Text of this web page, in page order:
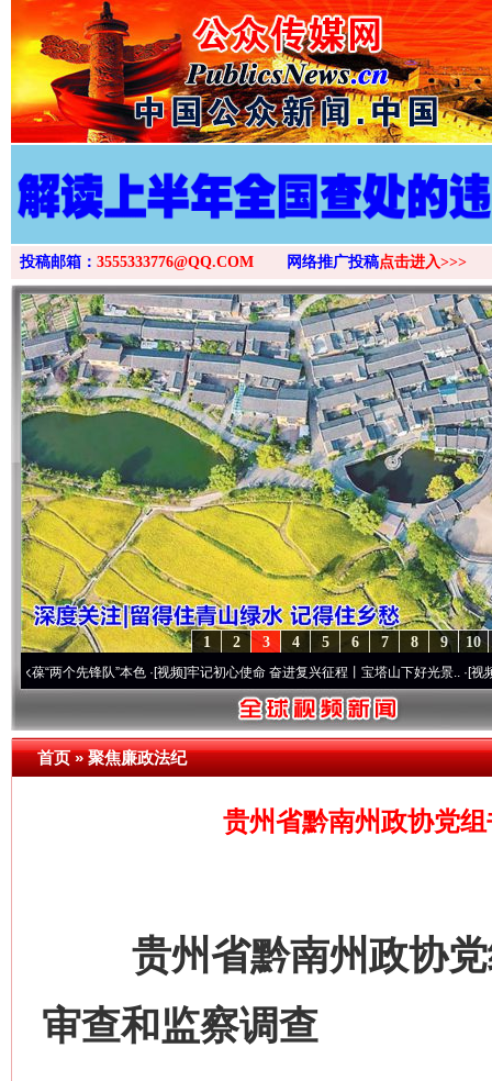
投稿邮箱： 3555333776@QQ.COM 网络推广投稿点击进入>>>
10
9
8
7
6
5
4
3
2
1
先锋队”本色·[视频]牢记初心使命 奋进复兴征程丨宝塔山下好光景..·[视频]因党而
首页»聚焦廉政法纪
贵州省黔南州政协党
贵州省黔南州政协党
审查和监察调查